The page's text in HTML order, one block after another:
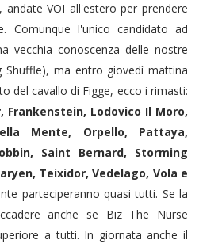
andate VOI all'estero per prendere
Comunque l'unico candidato ad
vecchia conoscenza delle nostre
Shuffle), ma entro giovedì mattina
del cavallo di Figge, ecco i rimasti:
Frankenstein, Lodovico Il Moro,
Mente, Orpello, Pattaya,
Saint Bernard, Storming
Teixidor, Vedelago, Vola e
parteciperanno quasi tutti. Se la
anche se Biz The Nurse
a tutti. In giornata anche il